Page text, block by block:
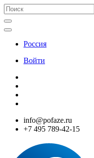
Россия
Войти
info@pofaze.ru
+7 495 789-42-15